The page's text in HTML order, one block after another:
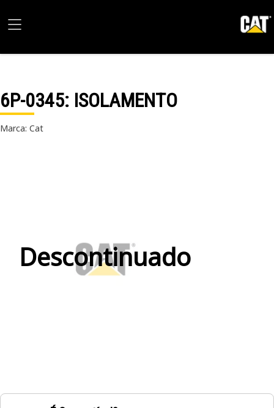
6P-0345: ISOLAMENTO
Marca: Cat
Descontinuado